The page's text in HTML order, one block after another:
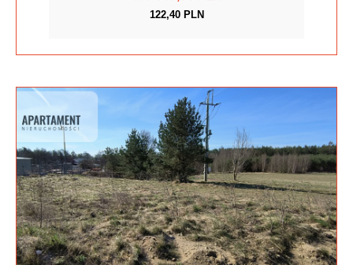
122,40 PLN